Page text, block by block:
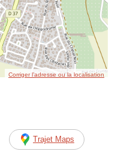
Corriger l’adresse ou la localisation
Trajet Maps